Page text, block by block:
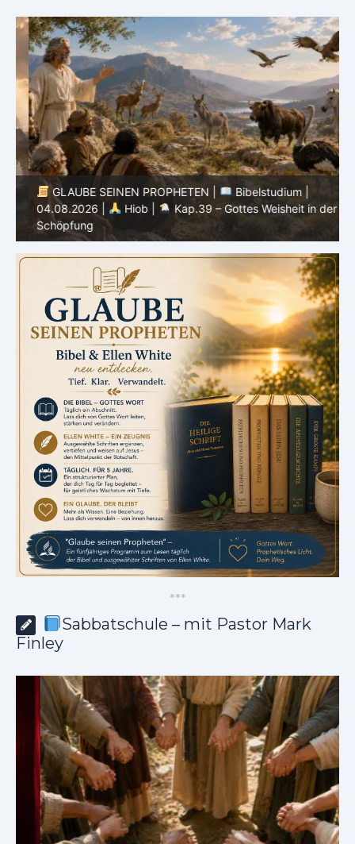
GLAUBE SEINEN PROPHETEN |
Bibelstudium |
04.08.2026 |
Hiob |
Kap.39 – Gottes Weisheit in der
Schöpfung
***
Sabbatschule – mit Pastor Mark
Finley